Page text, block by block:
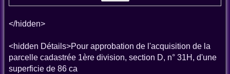
</hidden>
<hidden Détails>Pour approbation de l'acquisition de la
parcelle cadastrée 1ère division, section D, n° 31H, d'une
superficie de 86 ca